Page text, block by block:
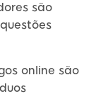
são
online são